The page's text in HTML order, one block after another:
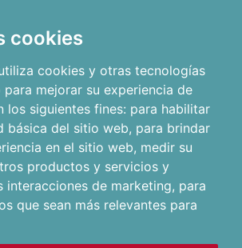
cookies
cookies y otras tecnologías
mejorar su experiencia de
los siguientes fines: para habilitar
básica del sitio web, para brindar
en el sitio web, medir su
productos y servicios y
interacciones de marketing, para
que sean más relevantes para